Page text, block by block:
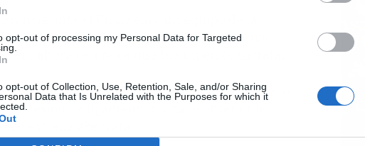
opt-out of processing my Personal Data for Targeted
opt-out of Collection, Use, Retention, Sale, and/or Sharing
Data that Is Unrelated with the Purposes for which it
ante el Chasselay, un equipo de la
la titularidad para coger ritmo tras unas
ahora reconoce que fue un error garrafal.
siquiera me opuse al entrenador cuando me lo
lesión de ligamento cruzado anterior le
estrella absoluta.